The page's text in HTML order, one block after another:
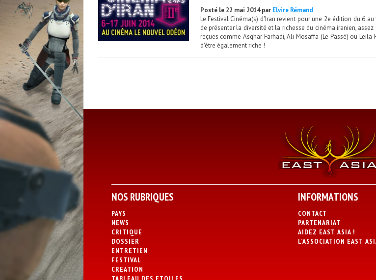
Posté le 22 mai 2014 par Elvire Rémand
Le Festival Cinéma(s) d'Iran revient pour une 2e édition du 6
de présenter la diversité et la richesse du cinéma iranien,
reçues comme Asghar Farhadi, Ali Mosaffa (Le Passé) ou
d'être également riche !
NOS RUBRIQUES
PAYS
NEWS
CRITIQUE
DOSSIER
ENTRETIEN
FESTIVAL
CREATION
INFORMATIONS
CONTACT
PARTENARIAT
AIDEZ EAST ASIA !
L’ASSOCIATION EAST